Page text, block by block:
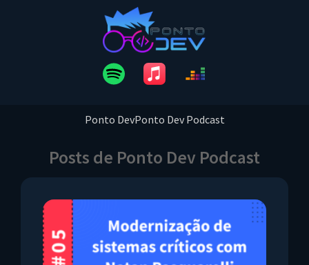
Ponto DevPonto Dev Podcast
Posts de Ponto Dev Podcast